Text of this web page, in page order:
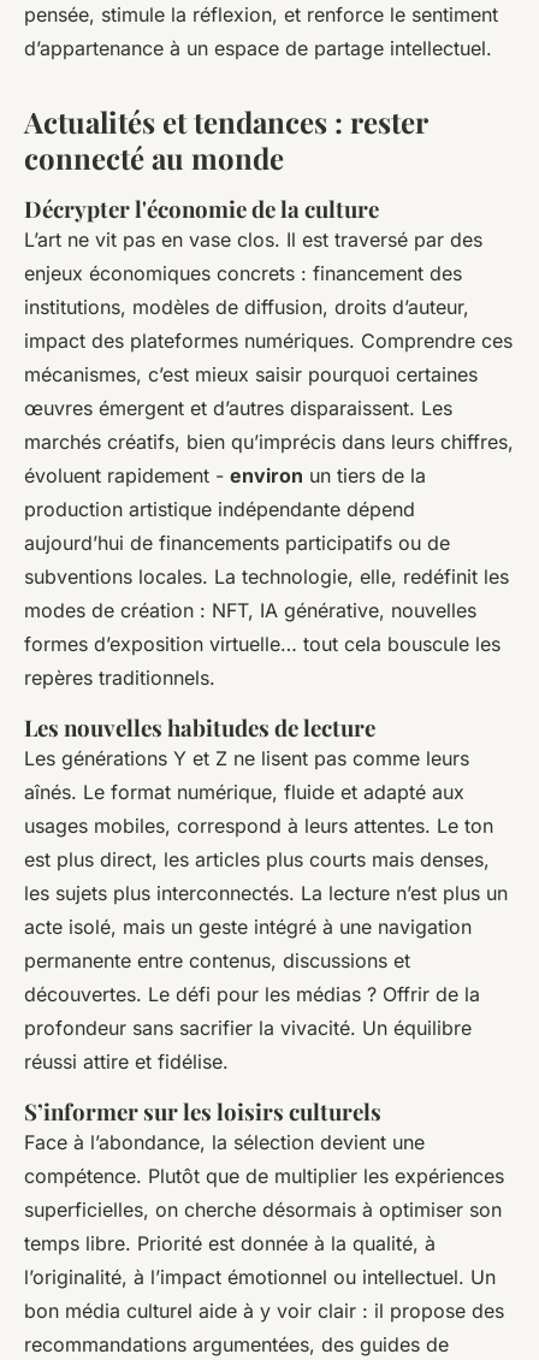
pensée, stimule la réflexion, et renforce le sentiment
d’appartenance à un espace de partage intellectuel.
Actualités et tendances : rester
connecté au monde
Décrypter l'économie de la culture
L’art ne vit pas en vase clos. Il est traversé par des
enjeux économiques concrets : financement des
institutions, modèles de diffusion, droits d’auteur,
impact des plateformes numériques. Comprendre ces
mécanismes, c’est mieux saisir pourquoi certaines
œuvres émergent et d’autres disparaissent. Les
marchés créatifs, bien qu’imprécis dans leurs chiffres,
évoluent rapidement - environ un tiers de la
production artistique indépendante dépend
aujourd’hui de financements participatifs ou de
subventions locales. La technologie, elle, redéfinit les
modes de création : NFT, IA générative, nouvelles
formes d’exposition virtuelle… tout cela bouscule les
repères traditionnels.
Les nouvelles habitudes de lecture
Les générations Y et Z ne lisent pas comme leurs
aînés. Le format numérique, fluide et adapté aux
usages mobiles, correspond à leurs attentes. Le ton
est plus direct, les articles plus courts mais denses,
les sujets plus interconnectés. La lecture n’est plus un
acte isolé, mais un geste intégré à une navigation
permanente entre contenus, discussions et
découvertes. Le défi pour les médias ? Offrir de la
profondeur sans sacrifier la vivacité. Un équilibre
réussi attire et fidélise.
S’informer sur les loisirs culturels
Face à l’abondance, la sélection devient une
compétence. Plutôt que de multiplier les expériences
superficielles, on cherche désormais à optimiser son
temps libre. Priorité est donnée à la qualité, à
l’originalité, à l’impact émotionnel ou intellectuel. Un
bon média culturel aide à y voir clair : il propose des
recommandations argumentées, des guides de